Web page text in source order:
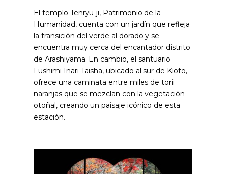
El templo Tenryu-ji, Patrimonio de la
Humanidad, cuenta con un jardín que refleja
la transición del verde al dorado y se
encuentra muy cerca del encantador distrito
de Arashiyama. En cambio, el santuario
Fushimi Inari Taisha, ubicado al sur de Kioto,
ofrece una caminata entre miles de torii
naranjas que se mezclan con la vegetación
otoñal, creando un paisaje icónico de esta
estación.